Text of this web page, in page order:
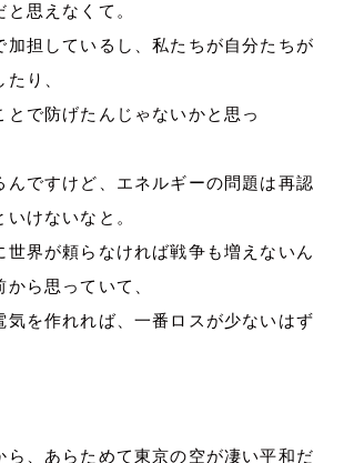
思えなくて。
担しているし、私たちが自分たちが
り、
で防げたんじゃないかと思っ
ですけど、エネルギーの問題は再認
けないなと。
界が頼らなければ戦争も増えないん
ら思っていて、
を作れれば、一番ロスが少ないはず
ら、あらためて東京の空が凄い平和だ